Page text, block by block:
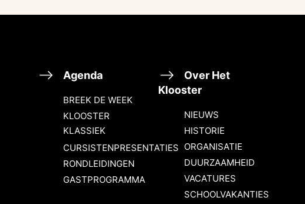
Agenda
BREEK DE WEEK
KLOOSTER
KLASSIEK
CURSISTENPRESENTATIES
RONDLEIDINGEN
GASTPROGRAMMA
Over Het
Klooster
NIEUWS
HISTORIE
ORGANISATIE
DUURZAAMHEID
VACATURES
SCHOOLVAKANTIES